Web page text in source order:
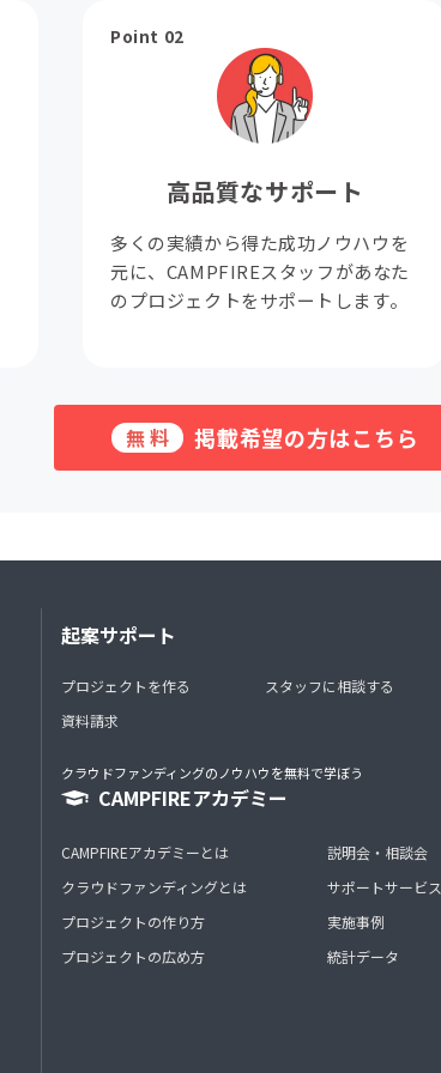
Point 02
高品質なサポート
多くの実績から得た成功ノウハウを
元に、CAMPFIREスタッフがあなた
のプロジェクトをサポートします。
無料 掲載希望の方はこちら
起案サポート
プロジェクトを作る
資料請求
スタッフに相談する
クラウドファンディングのノウハウを無料で学ぼう
CAMPFIREアカデミー
CAMPFIREアカデミーとは
クラウドファンディングとは
プロジェクトの作り方
プロジェクトの広め方
説明会・相談会
サポートサービス
実施事例
統計データ